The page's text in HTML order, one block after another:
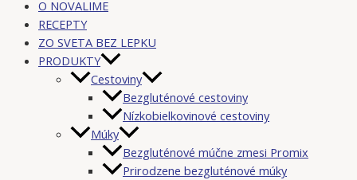
O NOVALIME
RECEPTY
ZO SVETA BEZ LEPKU
PRODUKTY
Cestoviny
Bezgluténové cestoviny
Nízkobielkovinové cestoviny
Múky
Bezgluténové múčne zmesi Promix
Prirodzene bezgluténové múky